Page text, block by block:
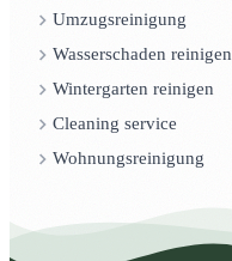
Umzugsreinigung
Wasserschaden reinigen
Wintergarten reinigen
Cleaning service
Wohnungsreinigung